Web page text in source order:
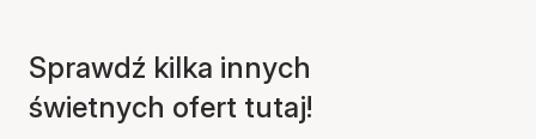
Sprawdź kilka innych
świetnych ofert tutaj!